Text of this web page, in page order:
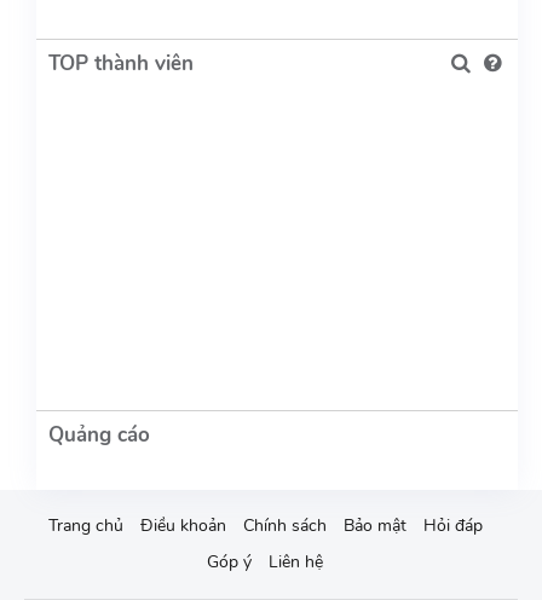
TOP thành viên
Trang chủ Điều khoản Chính sách Bảo mật
Hỏi đáp
Góp ý
Liên hệ